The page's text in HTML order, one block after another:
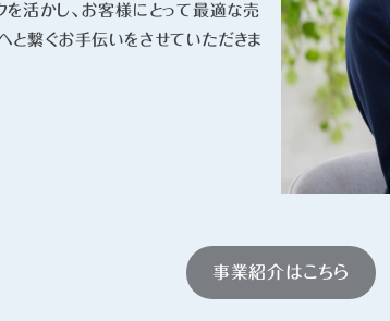
活かし、お客様にとって最適な売
繋ぐお手伝いをさせていただきま
事業紹介はこちら